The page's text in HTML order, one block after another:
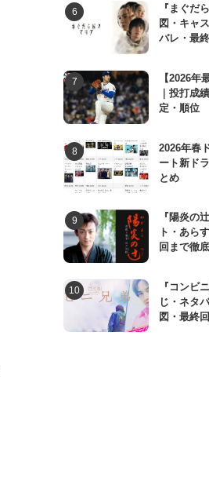
『まぐだ
図・キャ
バレ・最
【2026年
｜投打成
定・順位
2026年春
ート新ド
とめ
『陽炎の
ト・あら
回まで徹
『コンビ
じ・ネタ
図・最終